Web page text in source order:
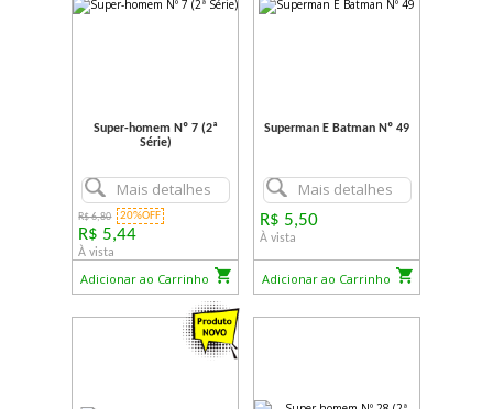
Super-homem Nº 7 (2ª
Série)
Mais detalhes
R$ 6,80 20%OFF
R$ 5,44
À vista
Adicionar ao Carrinho
Superman E Batman Nº 49
Mais detalhes
R$ 5,50
À vista
Adicionar ao Carrinho